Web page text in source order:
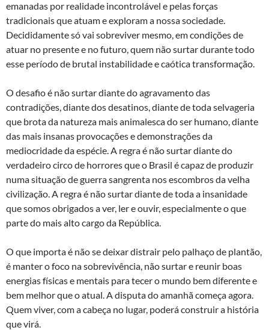
emanadas por realidade incontrolável e pelas forças
tradicionais que atuam e exploram a nossa sociedade.
Decididamente só vai sobreviver mesmo, em condições de
atuar no presente e no futuro, quem não surtar durante todo
esse período de brutal instabilidade e caótica transformação.
O desafio é não surtar diante do agravamento das
contradições, diante dos desatinos, diante de toda selvageria
que brota da natureza mais animalesca do ser humano, diante
das mais insanas provocações e demonstrações da
mediocridade da espécie. A regra é não surtar diante do
verdadeiro circo de horrores que o Brasil é capaz de produzir
numa situação de guerra sangrenta nos escombros da velha
civilização. A regra é não surtar diante de toda a insanidade
que somos obrigados a ver, ler e ouvir, especialmente o que
parte do mais alto cargo da República.
O que importa é não se deixar distrair pelo palhaço de plantão,
é manter o foco na sobrevivência, não surtar e reunir boas
energias físicas e mentais para tecer o mundo bem diferente e
bem melhor que o atual. A disputa do amanhã começa agora.
Quem viver, com a cabeça no lugar, poderá construir a história
que virá.